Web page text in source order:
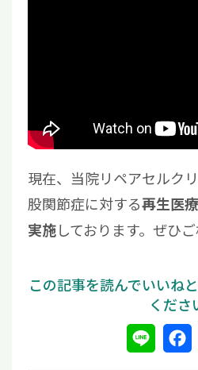
現在、当院リペアセルク
股関節症に対する再生医
実施しております。ぜひ
L
F